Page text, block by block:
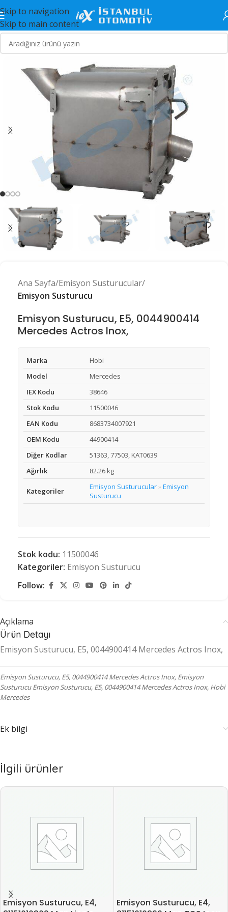
Skip to navigation
Skip to main content
Ana Sayfa Emisyon Susturucular
Emisyon Susturucu
Emisyon Susturucu, E5, 0044900414
Mercedes Actros Inox,
Marka
Hobi
Model
Mercedes
IEX Kodu
38646
Stok Kodu
11500046
EAN Kodu
8683734007921
OEM Kodu
44900414
Diğer Kodlar
51363, 77503, KAT0639
Ağırlık
82.26 kg
Kategoriler Emisyon Susturucular » Emisyon
Susturucu
Stok kodu: 11500046
Kategoriler: Emisyon Susturucu
Follow:
Açıklama
Ürün Detayı
Emisyon Susturucu, E5, 0044900414 Mercedes Actros Inox,
Emisyon Susturucu, E5, 0044900414 Mercedes Actros Inox, Emisyon
Susturucu Emisyon Susturucu, E5, 0044900414 Mercedes Actros Inox, Hobi
Mercedes
Ek bilgi
İlgili ürünler
Emisyon Susturucu, E4,
Emisyon Susturucu, E4,